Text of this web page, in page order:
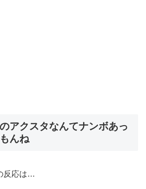
アクスタなんてナンボあっ
んね
反応は…